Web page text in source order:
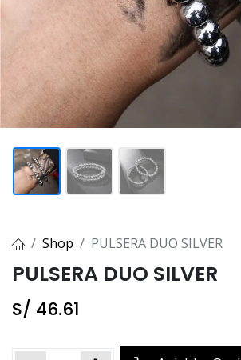
Shop PULSERA DUO SILVER
PULSERA DUO SILVER
S/ 46.61